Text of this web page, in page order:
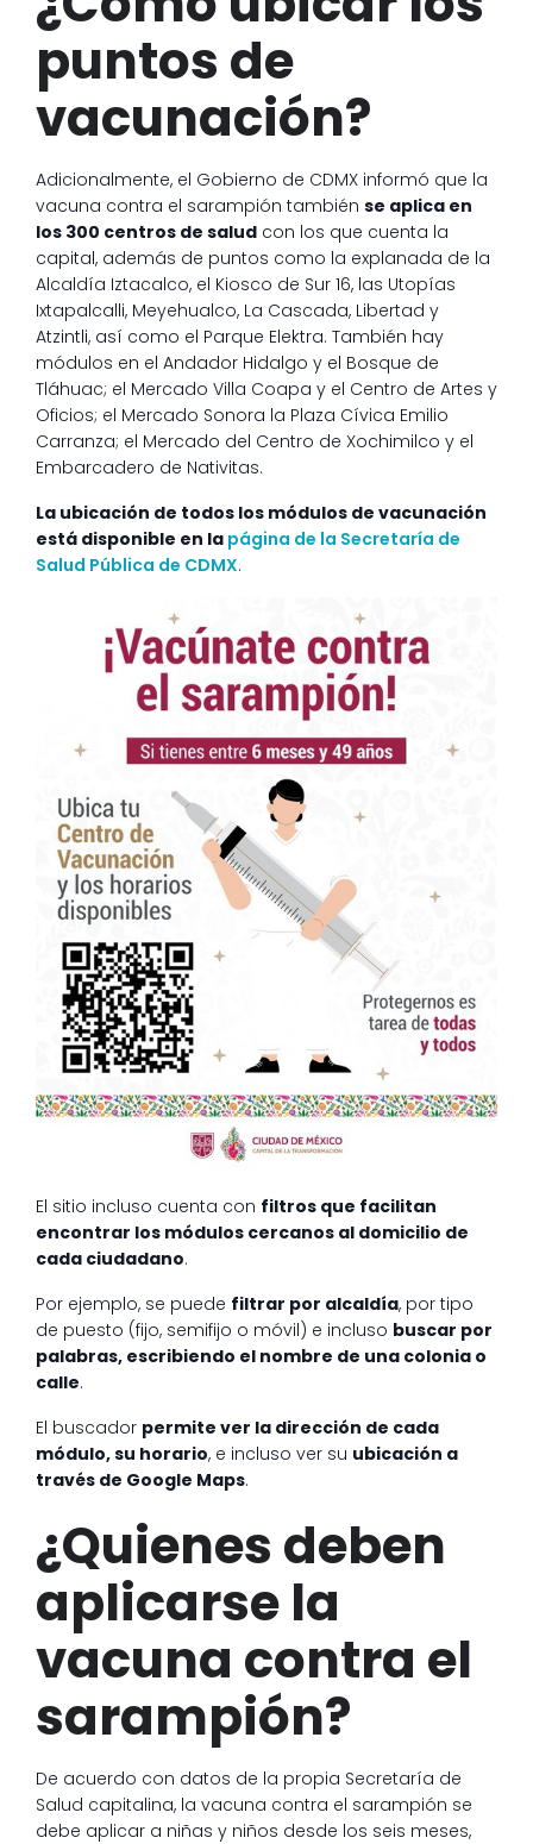
puntos de
vacunación?
Adicionalmente, el Gobierno de CDMX informó que la
vacuna contra el sarampión también se aplica en
los 300 centros de salud con los que cuenta la
capital, además de puntos como la explanada de la
Alcaldía Iztacalco, el Kiosco de Sur 16, las Utopías
Ixtapalcalli, Meyehualco, La Cascada, Libertad y
Atzintli, así como el Parque Elektra. También hay
módulos en el Andador Hidalgo y el Bosque de
Tláhuac; el Mercado Villa Coapa y el Centro de Artes y
Oficios; el Mercado Sonora la Plaza Cívica Emilio
Carranza; el Mercado del Centro de Xochimilco y el
Embarcadero de Nativitas.
La ubicación de todos los módulos de vacunación
está disponible en la página de la Secretaría de
Salud Pública de CDMX.
El sitio incluso cuenta con filtros que facilitan
encontrar los módulos cercanos al domicilio de
cada ciudadano.
Por ejemplo, se puede filtrar por alcaldía, por tipo
de puesto (fijo, semifijo o móvil) e incluso buscar por
palabras, escribiendo el nombre de una colonia o
calle.
El buscador permite ver la dirección de cada
módulo, su horario, e incluso ver su ubicación a
través de Google Maps.
¿Quienes deben
aplicarse la
vacuna contra el
sarampión?
De acuerdo con datos de la propia Secretaría de
Salud capitalina, la vacuna contra el sarampión se
debe aplicar a niñas y niños desde los seis meses,